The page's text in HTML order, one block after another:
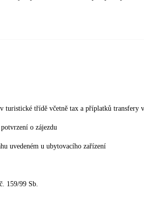
turistické třídě včetně tax a příplatků transfery
o zájezdu
uvedeném u ubytovacího zařízení
159/99 Sb.